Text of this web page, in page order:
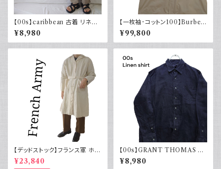
【00s】caribbean 古着 リネン
イージーパンツ ドローコード ワ
イドパンツ
¥8,980
【一枚袖･コットン100】Burber
ry バーバリー コート コマンダ
ーII
¥99,800
【デッドストック】フランス軍 ホス
ピタルコート リネンコート シン
グルタイプ
¥23,840
【00s】GRANT THOMAS 古
着 長袖リネンシャツ ネイビー
アメカジ古着
¥8,980